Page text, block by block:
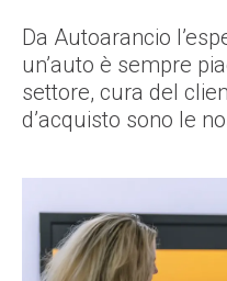
Da Autoarancio
un’auto è sempre
settore, cura del
d’acquisto sono le